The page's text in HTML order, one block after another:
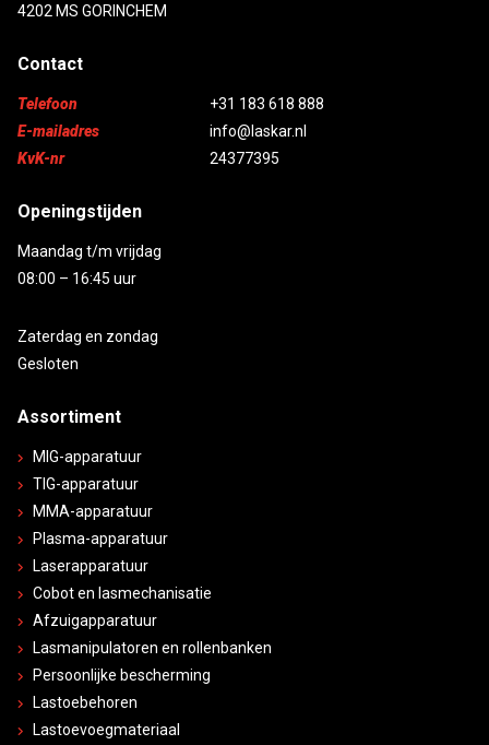
4202 MS GORINCHEM
Contact
Telefoon
+31 183 618 888
E-mailadres
info@laskar.nl
KvK-nr
24377395
Openingstijden
Maandag t/m vrijdag
08:00 – 16:45 uur
Zaterdag en zondag
Gesloten
Assortiment
MIG-apparatuur
TIG-apparatuur
MMA-apparatuur
Plasma-apparatuur
Laserapparatuur
Cobot en lasmechanisatie
Afzuigapparatuur
Lasmanipulatoren en rollenbanken
Persoonlijke bescherming
Lastoebehoren
Lastoevoegmateriaal